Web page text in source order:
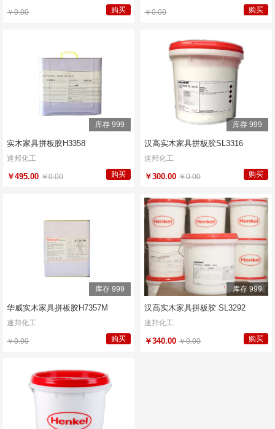
￥0.00 购买 ￥0.00 购买
库存 999
实木家具拼板胶H3358
速邦化工
￥495.00 ￥0.00 购买
库存 999
汉高实木家具拼板胶SL3316
速邦化工
￥300.00 ￥0.00 购买
库存 999
华威实木家具拼板胶H7357M
速邦化工
￥0.00 购买
库存 999
汉高实木家具拼板胶 SL3292
速邦化工
￥340.00 ￥0.00 购买